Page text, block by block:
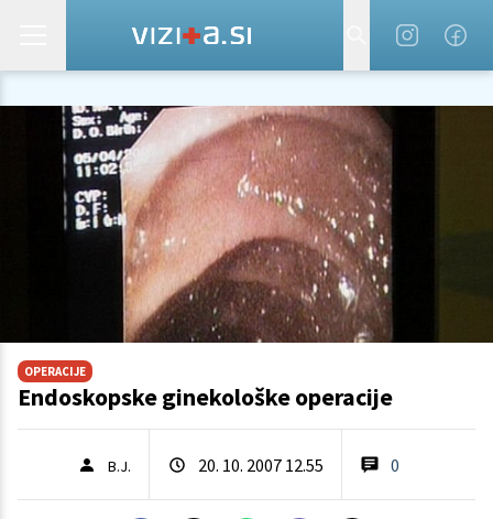
OPERACIJE
Endoskopske ginekološke operacije
B.J. 20. 10. 2007 12.55 0